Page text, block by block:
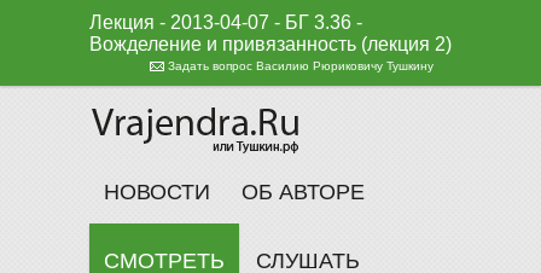
Лекция - 2013-04-07 - БГ 3.36 -
Вожделение и привязанность (лекция 2)
Задать вопрос Василию Рюриковичу Тушкину
НОВОСТИ ОБ АВТОРЕ
СМОТРЕТЬ СЛУШАТЬ